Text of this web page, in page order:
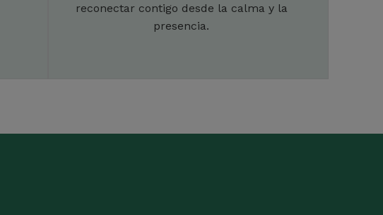
reconectar contigo desde la calma y la
presencia.